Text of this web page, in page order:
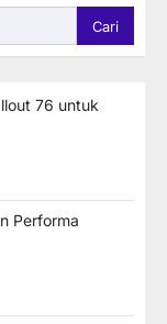
76 untuk
Performa